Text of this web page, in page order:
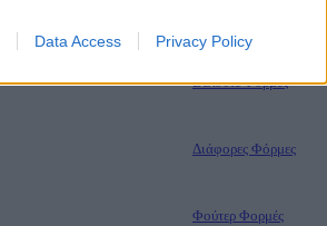
Data Access Privacy Policy
Βελουτέ Φόρμες
Διάφορες Φόρμες
Φούτερ Φορμές